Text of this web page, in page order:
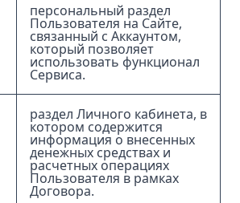
персональный раздел
Пользователя на Сайте,
связанный с Аккаунтом,
который позволяет
использовать функционал
Сервиса.
раздел Личного кабинета, в
котором содержится
информация о внесенных
денежных средствах и
расчетных операциях
Пользователя в рамках
Договора.